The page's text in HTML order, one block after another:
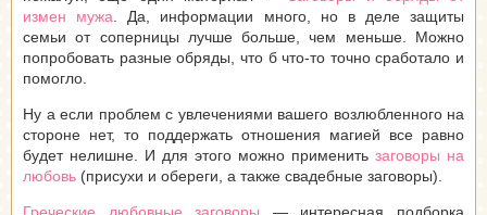
измен мужа . Да, информации много, но в деле защиты
семьи от соперницы лучше больше, чем меньше. Можно
попробовать разные обряды, что б что-то точно сработало и
помогло.
Ну а если проблем с увлечениями вашего возлюбленного на
стороне нет, то поддержать отношения магией все равно
будет нелишне. И для этого можно применить заговоры на
любовь (присухи и обереги, а также свадебные заговоры).
Греческие любовные заговоры — интересная подборка